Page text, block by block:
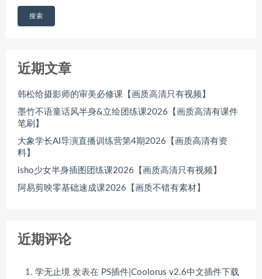
搜索
近期文章
韩松给摄影师的审美必修课【画质高清只有视频】
墨竹不语童话风半身&立绘团练课2026【画质高清有课件
笔刷】
大象学长AI导演直播训练营第4期2026【画质高清有资
料】
isho少女半身插图团练课2026【画质高清只有视频】
阿易剪映零基础速成课2026【画质不错有素材】
近期评论
学无止境 发表在 PS插件|Coolorus v2.6中文插件下载